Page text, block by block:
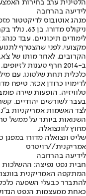
הלטינית ערב בחירות
לידיעה בהרחבה
מנהג אוטובוס לדיקטטור
ניקולס
לימודים תיכוניים, עבד
מקצועי, לפני שהצטרף
ב-2014 חרף טענות
כלכלית תחת שלטונו, עם
לדימויו כרודן אכזר, טיפח
טלוויזיה, הופעות שירה
בעבר לשורשים יהודיים.
לצד האשמות אמריקניות
השנואות ביותר על ממשל
מחוץ לוונצואלה.
שליט ונצואלה מדורו
אמריקנית//רויטרס
לידיעה בהרחבה
חבית נפט נפיצה: ההשלכות
המתקפה האמריקנית
להתברר כבעלי השפעה